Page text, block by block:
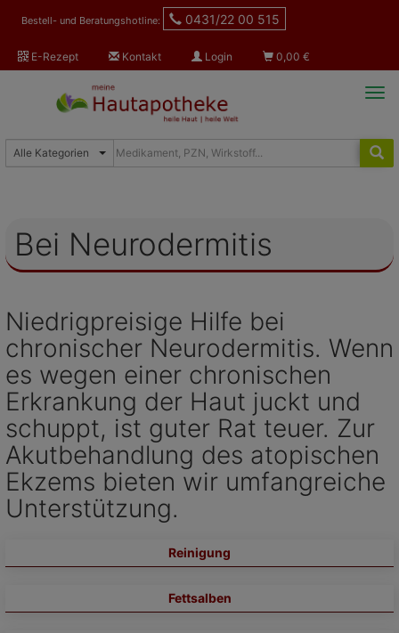
Bestell- und Beratungshotline: 0431/22 00 515
E-Rezept Kontakt Login 0,00 €
Bei Neurodermitis
Niedrigpreisige Hilfe bei
chronischer Neurodermitis. Wenn
es wegen einer chronischen
Erkrankung der Haut juckt und
schuppt, ist guter Rat teuer. Zur
Akutbehandlung des atopischen
Ekzems bieten wir umfangreiche
Unterstützung.
Reinigung
Fettsalben